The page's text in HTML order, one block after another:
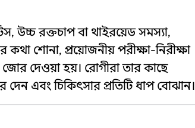
উচ্চ রক্তচাপ বা থাইরয়েড সমস্যা,
কথা শোনা, প্রয়োজনীয় পরীক্ষা-নিরীক্ষা
দেওয়া হয়। রোগীরা তার কাছে
দেন এবং চিকিৎসার প্রতিটি ধাপ বোঝান।